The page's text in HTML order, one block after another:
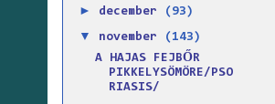
► december (93)
▼ november
(143)
A HAJAS FEJBŐR
PIKKELYSÖMÖRE/PSO
RIASIS/